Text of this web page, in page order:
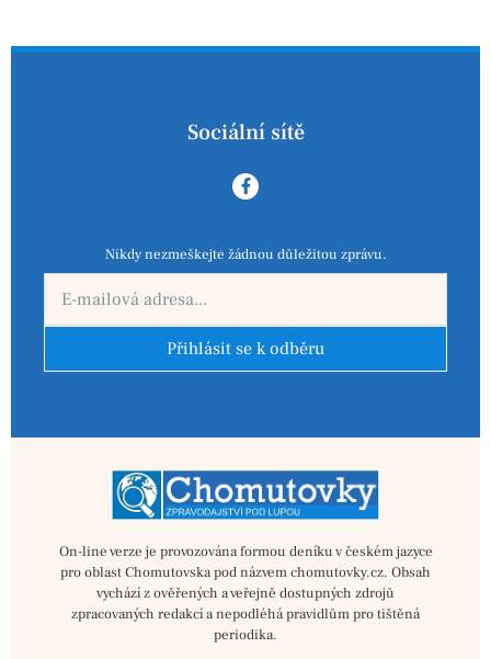
Sociální sítě
Nikdy nezmeškejte žádnou důležitou zprávu.
Přihlásit se k odběru
On-line verze je provozována formou deníku v českém jazyce
pro oblast Chomutovska pod názvem chomutovky.cz. Obsah
vychází z ověřených a veřejně dostupných zdrojů
zpracovaných redakcí a nepodléhá pravidlům pro tištěná
periodika.